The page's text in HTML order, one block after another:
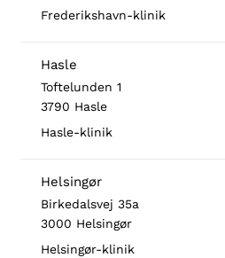
Frederikshavn-klinik
Hasle
Toftelunden 1
3790 Hasle
Hasle-klinik
Helsingør
Birkedalsvej 35a
3000 Helsingør
Helsingør-klinik